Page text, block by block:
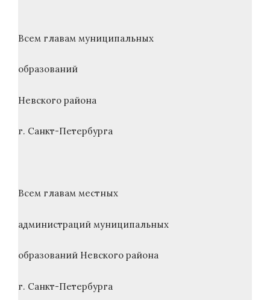
Всем главам муниципальных
образований
Невского района
г. Санкт-Петербурга
Всем главам местных
администраций муниципальных
образований Невского района
г. Санкт-Петербурга